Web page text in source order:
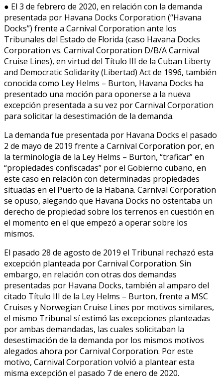
● El 3 de febrero de 2020, en relación con la demanda
presentada por Havana Docks Corporation (“Havana
Docks”) frente a Carnival Corporation ante los
Tribunales del Estado de Florida (caso Havana Docks
Corporation vs. Carnival Corporation D/B/A Carnival
Cruise Lines), en virtud del Título III de la Cuban Liberty
and Democratic Solidarity (Libertad) Act de 1996, también
conocida como Ley Helms – Burton, Havana Docks ha
presentado una moción para oponerse a la nueva
excepción presentada a su vez por Carnival Corporation
para solicitar la desestimación de la demanda.
La demanda fue presentada por Havana Docks el pasado
2 de mayo de 2019 frente a Carnival Corporation por, en
la terminología de la Ley Helms – Burton, “traficar” en
“propiedades confiscadas” por el Gobierno cubano, en
este caso en relación con determinadas propiedades
situadas en el Puerto de la Habana. Carnival Corporation
se opuso, alegando que Havana Docks no ostentaba un
derecho de propiedad sobre los terrenos en cuestión en
el momento en el que empezó a operar sobre los
mismos.
El pasado 28 de agosto de 2019 el Tribunal rechazó esta
excepción planteada por Carnival Corporation. Sin
embargo, en relación con otras dos demandas
presentadas por Havana Docks, también al amparo del
citado Título III de la Ley Helms – Burton, frente a MSC
Cruises y Norwegian Cruise Lines por motivos similares,
el mismo Tribunal sí estimó las excepciones planteadas
por ambas demandadas, las cuales solicitaban la
desestimación de la demanda por los mismos motivos
alegados ahora por Carnival Corporation. Por este
motivo, Carnival Corporation volvió a plantear esta
misma excepción el pasado 7 de enero de 2020.